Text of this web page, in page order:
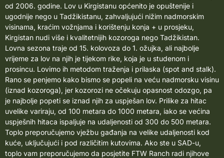
od 2006. godine. Lov u Kirgistanu općenito je opuštenije i
ugodnije nego u Tadžikistanu, zahvaljujući nižim nadmorskim
visinama, kraćim vožnjama i korištenju konja + u prosjeku,
Kirgistan nudi više i kvalitetnijih kozoroga nego Tadžikistan.
Lovna sezona traje od 15. kolovoza do 1. ožujka, ali najbolje
vrijeme za lov na njih je tijekom rike, koja je u studenom i
prosincu. Lovimo ih metodom traženja i prilaska (spot and stalk).
Rano se penjemo kako bismo se popeli na veću nadmorsku visinu
(iznad kozoroga), jer kozorozi ne očekuju opasnost odozgo, pa
je najbolje popeti se iznad njih za uspješan lov. Prilike za hitac
uvelike variraju, od 100 metara do 1000 metara, iako se većina
uspješnih hitaca ispaljuje na udaljenosti od 300 do 500 metara.
Toplo preporučujemo vježbu gađanja na velike udaljenosti kod
kuće, uključujući i pod različitim kutovima. Ako ste u SAD-u,
toplo vam preporučujemo da posjetite FTW Ranch radi njihove